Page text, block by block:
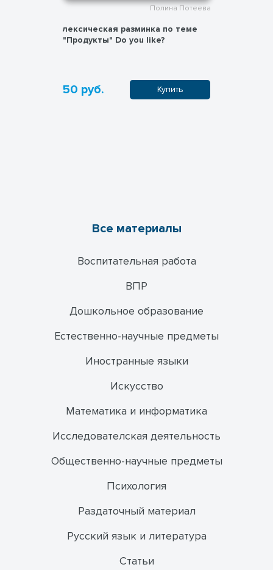
Полина Потеева
лексическая разминка по теме
"Продукты" Do you like?
50 руб. Купить
Все материалы
Воспитательная работа
ВПР
Дошкольное образование
Естественно-научные предметы
Иностранные языки
Искусство
Математика и информатика
Исследователская деятельность
Общественно-научные предметы
Психология
Раздаточный материал
Русский язык и литература
Статьи